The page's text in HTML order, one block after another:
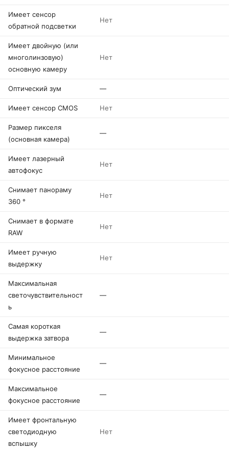
Имеет сенсор
обратной подсветки
Нет
Имеет двойную (или
многолинзовую)
основную камеру
Нет
Оптический зум —
Имеет сенсор CMOS Нет
Размер пикселя
(основная камера)
—
Имеет лазерный
автофокус
Нет
Снимает панораму
360 °
Нет
Снимает в формате
RAW
Нет
Имеет ручную
выдержку
Нет
Максимальная
светочувствительност
ь
—
Самая короткая
выдержка затвора
—
Минимальное
фокусное расстояние
—
Максимальное
фокусное расстояние
—
Имеет фронтальную
светодиодную
вспышку
Нет